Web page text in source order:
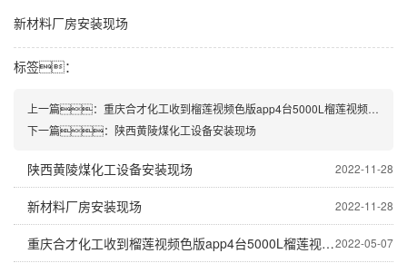
新材料厂房安装现场
标签：
上一篇：重庆合才化工收到榴莲视频色版app4台5000L榴莲视频app官网
下一篇：陕西黄陵煤化工设备安装现场
2022-11-28
陕西黄陵煤化工设备安装现场
2022-11-28
新材料厂房安装现场
2022-05-07
重庆合才化工收到榴莲视频色版app4台5000L榴莲视频app官网